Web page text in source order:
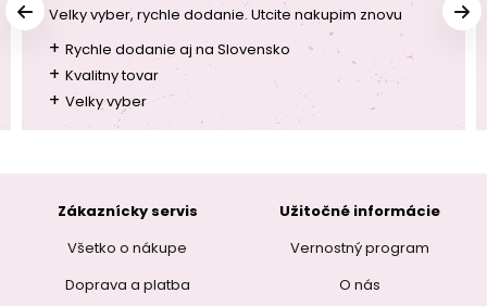
Velky vyber, rychle dodanie. Utcite nakupim znovu
+ Rychle dodanie aj na Slovensko
+ Kvalitny tovar
+ Velky vyber
Zákaznícky servis
Všetko o nákupe
Doprava a platba
Užitočné informácie
Vernostný program
O nás